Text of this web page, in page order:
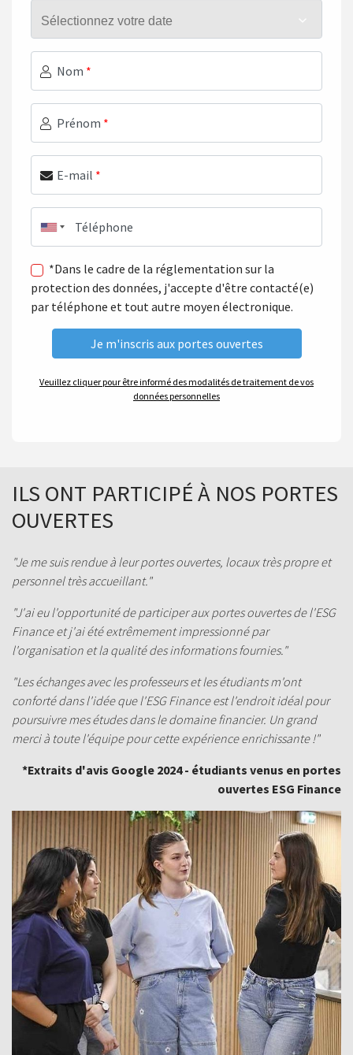
Nom *
Prénom *
E-mail *
Téléphone
*Dans le cadre de la réglementation sur la
protection des données, j'accepte d'être contacté(e)
par téléphone et tout autre moyen électronique.
Veuillez cliquer pour être informé des modalités de traitement de vos
données personnelles
ILS ONT PARTICIPÉ À NOS PORTES
OUVERTES
"Je me suis rendue à leur portes ouvertes, locaux très propre et
personnel très accueillant."
"J'ai eu l'opportunité de participer aux portes ouvertes de l'ESG
Finance et j'ai été extrêmement impressionné par
l'organisation et la qualité des informations fournies."
"Les échanges avec les professeurs et les étudiants m'ont
conforté dans l'idée que l'ESG Finance est l'endroit idéal pour
poursuivre mes études dans le domaine financier. Un grand
merci à toute l'équipe pour cette expérience enrichissante !"
*Extraits d'avis Google 2024 - étudiants venus en portes
ouvertes ESG Finance